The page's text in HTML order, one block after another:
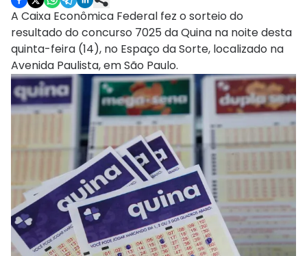
A Caixa Econômica Federal fez o sorteio do
resultado do concurso 7025 da Quina na noite desta
quinta-feira (14), no Espaço da Sorte, localizado na
Avenida Paulista, em São Paulo.